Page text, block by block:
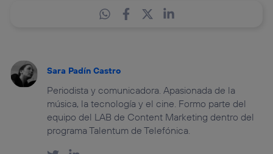
Sara Padín Castro
Periodista y comunicadora. Apasionada de la
música, la tecnología y el cine. Formo parte del
equipo del LAB de Content Marketing dentro del
programa Talentum de Telefónica.